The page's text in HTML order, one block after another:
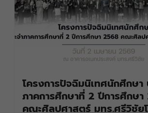
โครงการปัจฉิมนิเทศนักศึกษา
ภาคการศึกษาที่ 2 ปีการศึกษ
คณะศิลปศาสตร์ มทร.ศรีวิชัย